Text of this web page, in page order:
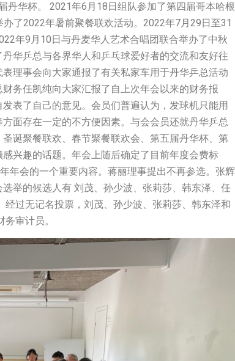
丹华杯。 2021年6月18日组队参加了第四届哥本哈根
了2022年暑前聚餐联欢活动。2022年7月29日至31
年9月10日与丹麦华人艺术合唱团联合举办了中秋
华乒总与各界华人和乒乓球爱好者的交流和友好往
理事会向大家通报了有关私家车用于丹华乒总活动
务任凯纯向大家汇报了自上次年会以来的财务报
表了自己的意见。会员们普遍认为，发球机只能用
面存在一定的不方便因素。与会会员还就丹华乒总
诞聚餐联欢、春节聚餐联欢会、第五届丹华杯、第
兴趣的话题。年会上随后确定了目前年度会费标
年会的一个重要内容。蒋丽理事提出不再参选。张辉
举的候选人有 刘茂、孙少波、张莉莎、韩东泽、任
过无记名投票，刘茂、孙少波、张莉莎、韩东泽和
审计员。